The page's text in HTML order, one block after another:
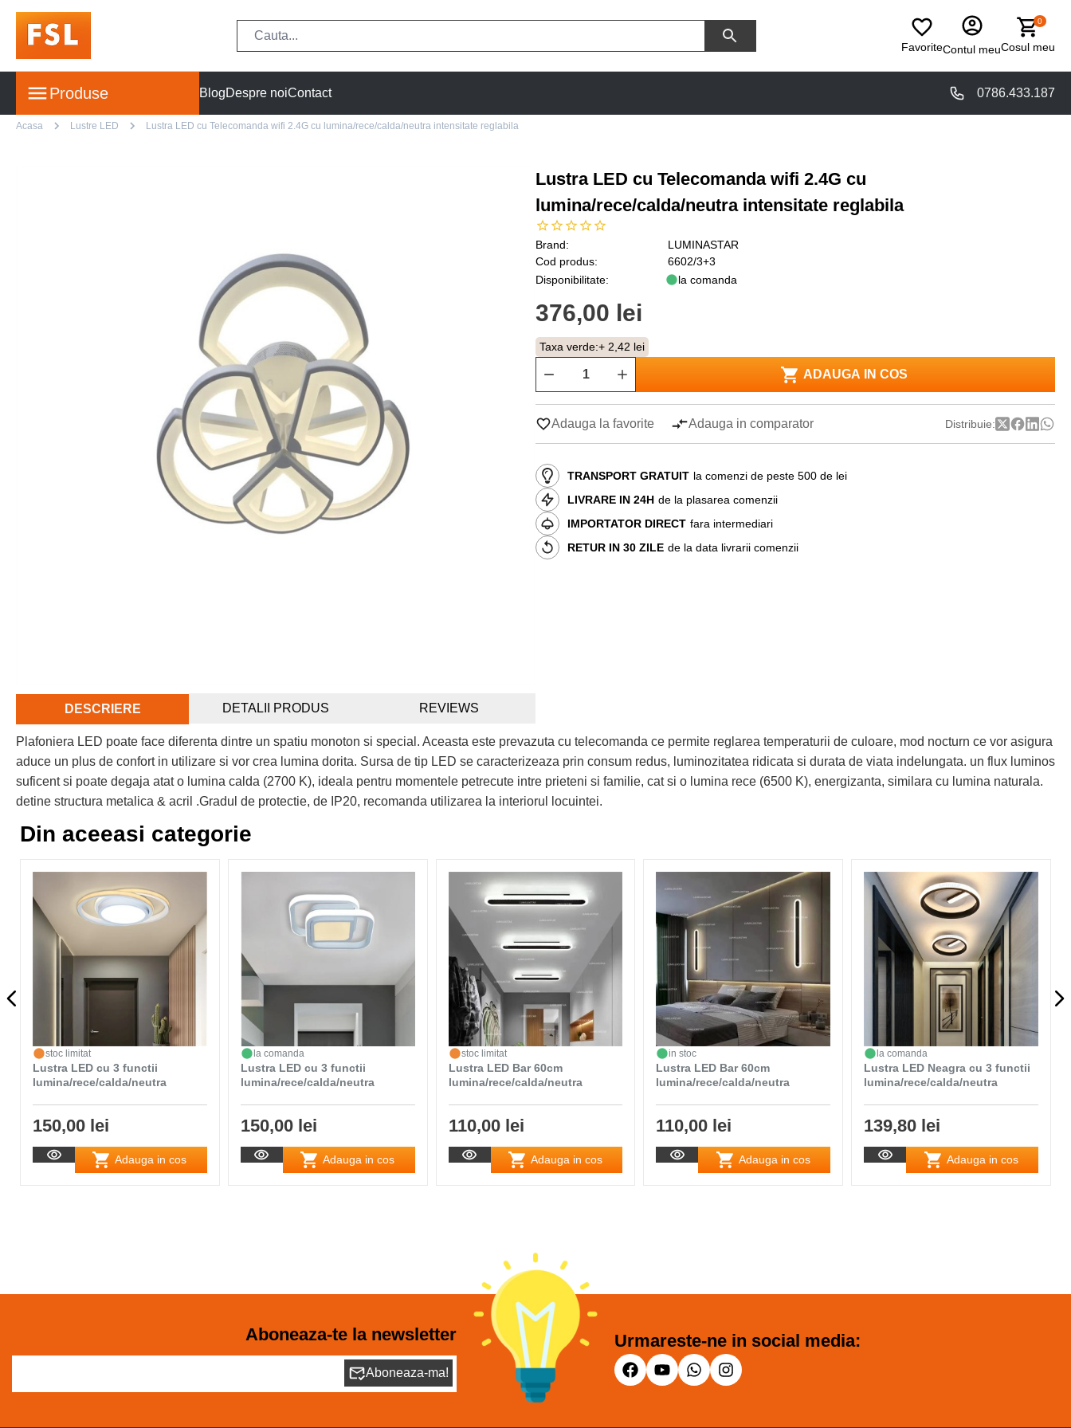
FavoriteContul meu
0
Cosul meu
Produse BlogDespre noiContact 0786.433.187
Acasa Lustre LED Lustra LED cu Telecomanda wifi 2.4G cu lumina/rece/calda/neutra intensitate reglabila
Lustra LED cu Telecomanda wifi 2.4G cu
lumina/rece/calda/neutra intensitate reglabila
Brand:
LUMINASTAR
Cod produs:
6602/3+3
Disponibilitate:
la comanda
376,00 lei
Taxa verde:+ 2,42 lei
ADAUGA IN COS
Adauga la favorite Adauga in comparator Distribuie:
TRANSPORT GRATUIT la comenzi de peste 500 de lei
LIVRARE IN 24H de la plasarea comenzii
IMPORTATOR DIRECT fara intermediari
RETUR IN 30 ZILE de la data livrarii comenzii
DESCRIERE DETALII PRODUS REVIEWS
Plafoniera LED poate face diferenta dintre un spatiu monoton si special. Aceasta este prevazuta cu telecomanda ce permite reglarea temperaturii de culoare, mod nocturn ce vor asigura
aduce un plus de confort in utilizare si vor crea lumina dorita. Sursa de tip LED se caracterizeaza prin consum redus, luminozitatea ridicata si durata de viata indelungata. un flux luminos
suficent si poate degaja atat o lumina calda (2700 K), ideala pentru momentele petrecute intre prieteni si familie, cat si o lumina rece (6500 K), energizanta, similara cu lumina naturala.
detine structura metalica & acril .Gradul de protectie, de IP20, recomanda utilizarea la interiorul locuintei.
Din aceeasi categorie
stoc limitat
Lustra LED cu 3 functii
lumina/rece/calda/neutra
150,00 lei
Adauga in cos
la comanda
Lustra LED cu 3 functii
lumina/rece/calda/neutra
150,00 lei
Adauga in cos
stoc limitat
Lustra LED Bar 60cm
lumina/rece/calda/neutra
110,00 lei
Adauga in cos
in stoc
Lustra LED Bar 60cm
lumina/rece/calda/neutra
110,00 lei
Adauga in cos
la comanda
Lustra LED Neagra cu 3 functii
lumina/rece/calda/neutra
139,80 lei
Adauga in cos
Aboneaza-te la newsletter
Aboneaza-ma!
Urmareste-ne in social media: